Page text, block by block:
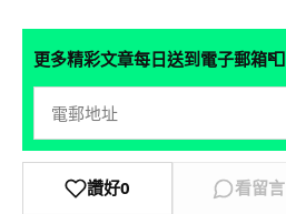
更多精彩文章每日送到電子郵箱📮
讚好0 看留言